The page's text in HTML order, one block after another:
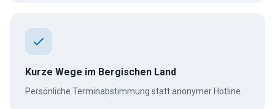
Kurze Wege im Bergischen Land
Persönliche Terminabstimmung statt anonymer Hotline.